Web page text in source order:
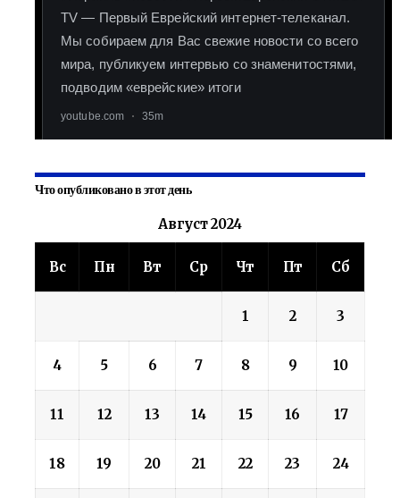
Что опубликовано в этот день
Август 2024
Вс Пн Вт Ср Чт Пт Сб
1 2 3
4 5 6 7 8 9 10
11 12 13 14 15 16 17
18 19 20 21 22 23 24